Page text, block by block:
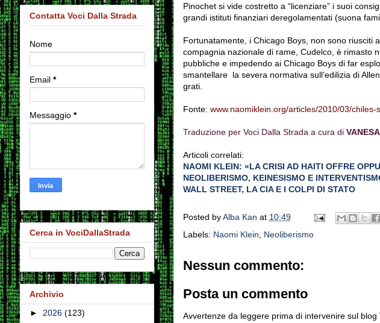
Pinochet si vide costretto a “licenziare” i suoi
grandi istituti finanziari deregolamentati (suona
Fortunatamente, i Chicago Boys, non sono riusciti
compagnia nazionale di rame, Cudelco, è rimasto
pubbliche e impedendo ai Chicago Boys di far
smantellare la severa normativa sull’edilizia di
grati.
Fonte: www.naomiklein.org/articles/2010/03/chiles-
Traduzione per Voci Dalla Strada a cura di VANESA
Articoli correlati:
NAOMI KLEIN: «LA CRISI AD HAITI OFFRE
NEOLIBERISMO, KEINESISMO E
WALL STREET, LA CIA E I COLPI DI STATO
Posted byAlba Kan at 10:49
Labels: Naomi Klein Neoliberismo
Nessun commento:
Posta un commento
Avvertenze da leggere prima di intervenire sul blog
Contatta Voci Dalla Strada
Nome
Email *
Messaggio *
Cerca in VociDallaStrada
Archivio
► 2026 (123)